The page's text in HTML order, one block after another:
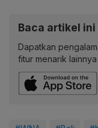
Baca artikel
Dapatkan
fitur menarik